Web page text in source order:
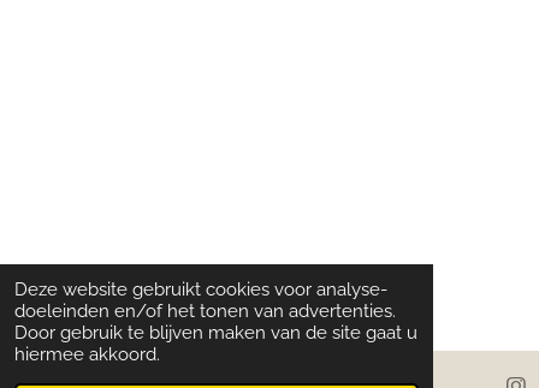
Deze website gebruikt cookies voor analyse-
doeleinden en/of het tonen van advertenties.
Door gebruik te blijven maken van de site gaat u
hiermee akkoord.